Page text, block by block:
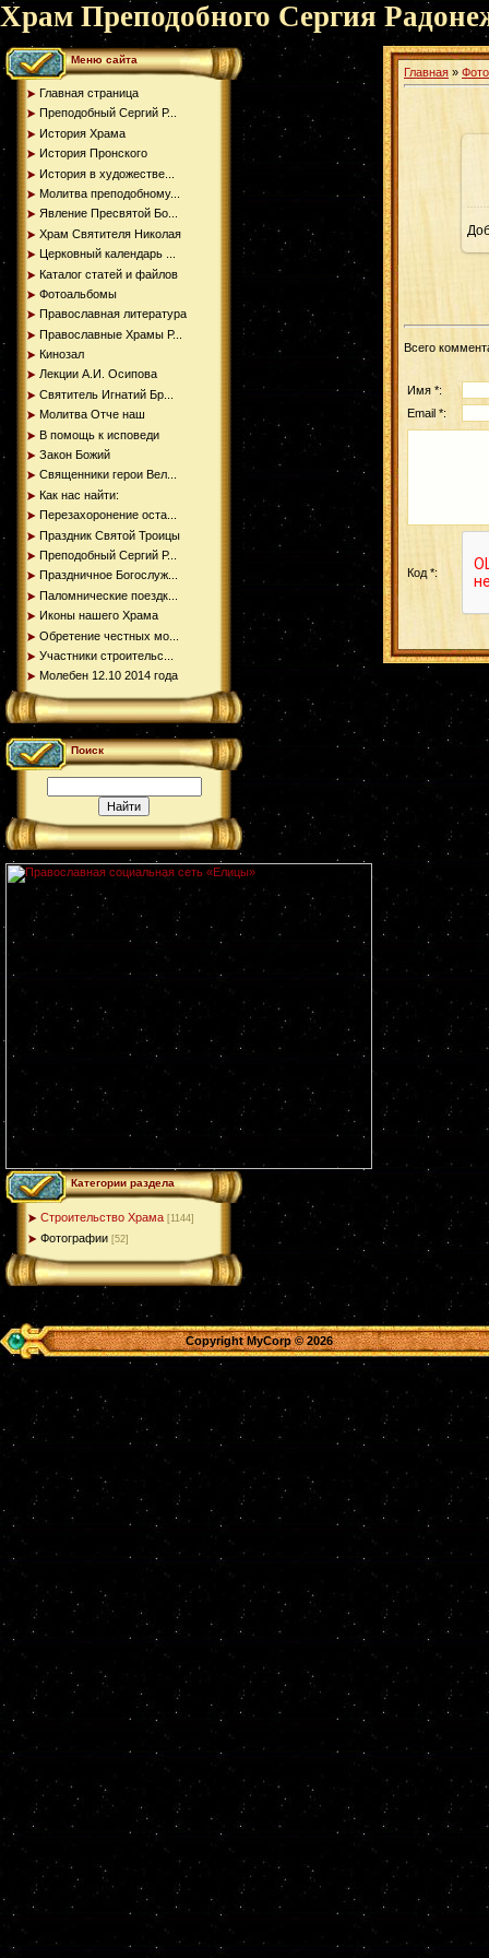
Храм Преподобного Сергия
Меню сайта
Главная страница
Преподобный Сергий Р...
История Храма
История Пронского
История в художестве...
Молитва преподобному...
Явление Пресвятой Бо...
Храм Святителя Николая
Церковный календарь ...
Каталог статей и файлов
Фотоальбомы
Православная литература
Православные Храмы Р...
Кинозал
Лекции А.И. Осипова
Святитель Игнатий Бр...
Молитва Отче наш
В помощь к исповеди
Закон Божий
Священники герои Вел...
Как нас найти:
Перезахоронение оста...
Праздник Святой Троицы
Преподобный Сергий Р...
Праздничное Богослуж...
Паломнические поездк...
Иконы нашего Храма
Обретение честных мо...
Участники строительс...
Молебен 12.10 2014 года
Поиск
Категории раздела
Строительство Храма [1144]
Фотографии [52]
Главная »
Всего
Имя *:
Email *:
Код *:
Copyright MyCorp © 2026